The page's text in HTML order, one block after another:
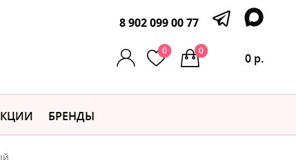
8 902 099 00 77
0
0 р.
0
БРЕНДЫ